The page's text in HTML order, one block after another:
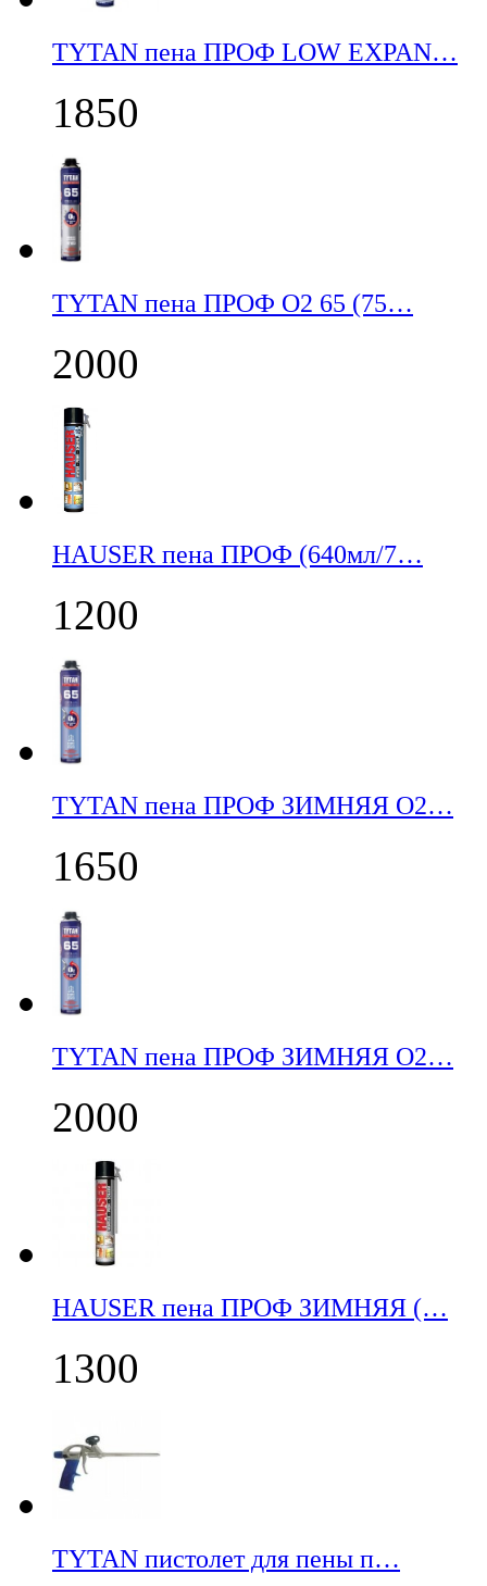
TYTAN пена ПРОФ LOW EXPAN…
1850
TYTAN пена ПРОФ О2 65 (75…
2000
НАUSER пена ПРОФ (640мл/7…
1200
TYTAN пена ПРОФ ЗИМНЯЯ О2…
1650
TYTAN пена ПРОФ ЗИМНЯЯ О2…
2000
НАUSER пена ПРОФ ЗИМНЯЯ (…
1300
TYTAN пистолет для пены п…